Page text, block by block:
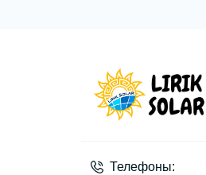
Телефоны: